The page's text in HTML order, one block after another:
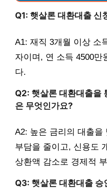
Q1: 햇살론 대환대출 신
A1: 재직 3개월 이상 소
자이며, 연 소득 4500만
다.
Q2: 햇살론 대환대출을
은 무엇인가요?
A2: 높은 금리의 대출을
부담을 줄이고, 신용도
상환액 감소로 경제적
Q3: 햇살론 대환대출 승